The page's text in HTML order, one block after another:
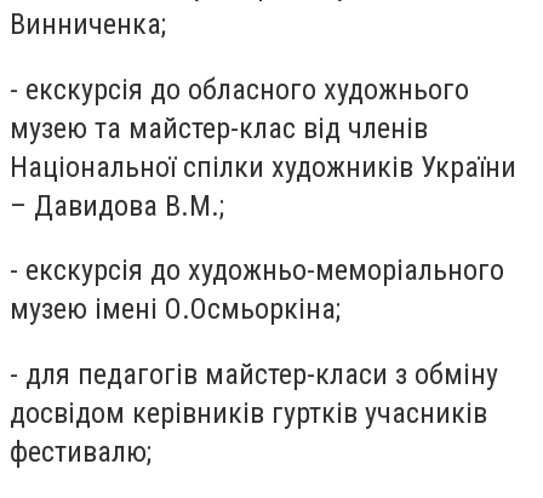
Винниченка;
- екскурсія до обласного художнього
музею та майстер-клас від членів
Національної спілки художників України
– Давидова В.М.;
- екскурсія до художньо-меморіального
музею імені О.Осмьоркіна;
- для педагогів майстер-класи з обміну
досвідом керівників гуртків учасників
фестивалю;